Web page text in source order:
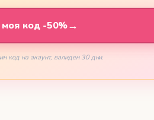
🇮🇸Íslenska
🇲🇩Moldovenească
код -50%→
код на акаунт, валиден 30 дни.